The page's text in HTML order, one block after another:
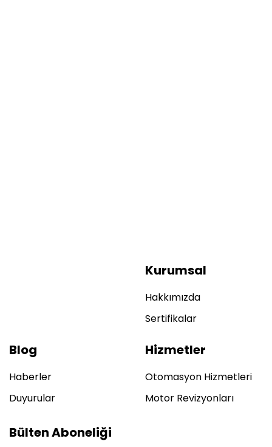
Kurumsal
Hakkımızda
Sertifikalar
Blog
Haberler
Duyurular
Hizmetler
Otomasyon Hizmetleri
Motor Revizyonları
Bülten Aboneliği